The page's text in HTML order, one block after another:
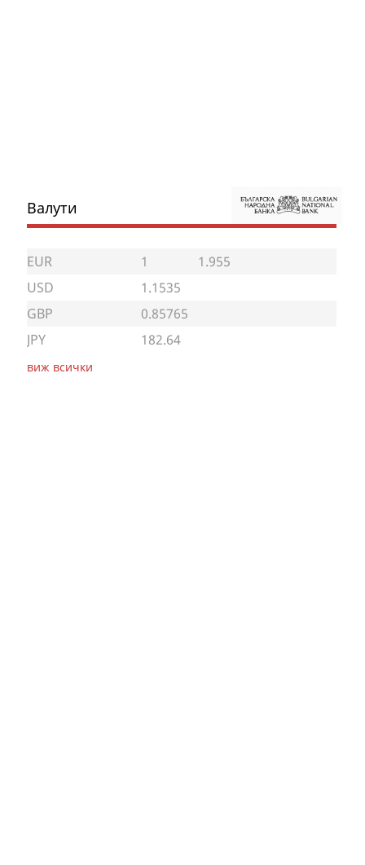
Валути
EUR 1
1.955
USD
1.1535
GBP
0.85765
JPY
182.64
виж всички